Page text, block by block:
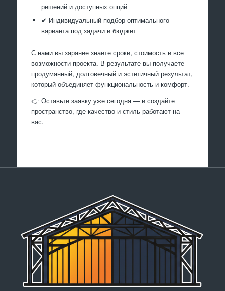
решений и доступных опций
✔ Индивидуальный подбор оптимального
варианта под задачи и бюджет
С нами вы заранее знаете сроки, стоимость и все
возможности проекта. В результате вы получаете
продуманный, долговечный и эстетичный результат,
который объединяет функциональность и комфорт.
👉 Оставьте заявку уже сегодня — и создайте
пространство, где качество и стиль работают на
вас.